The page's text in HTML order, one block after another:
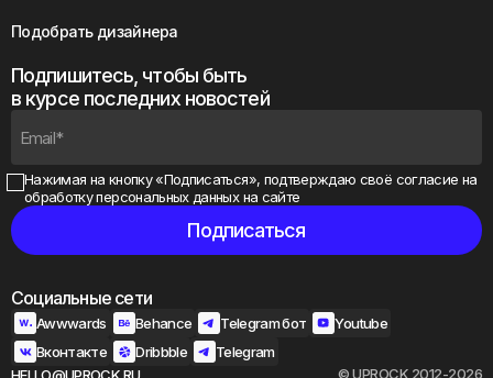
Социальные сети
Awwwards Behance Telegram бот
Youtube
Вконтакте
Dribbble
Telegram
© UPROCK 2012-2026
Подпишитесь, чтобы быть
в курсе последних новостей
Нажимая на кнопку «Подписаться», подтверждаю своё согласие на
обработку персональных данных на сайте
Подобрать дизайнера